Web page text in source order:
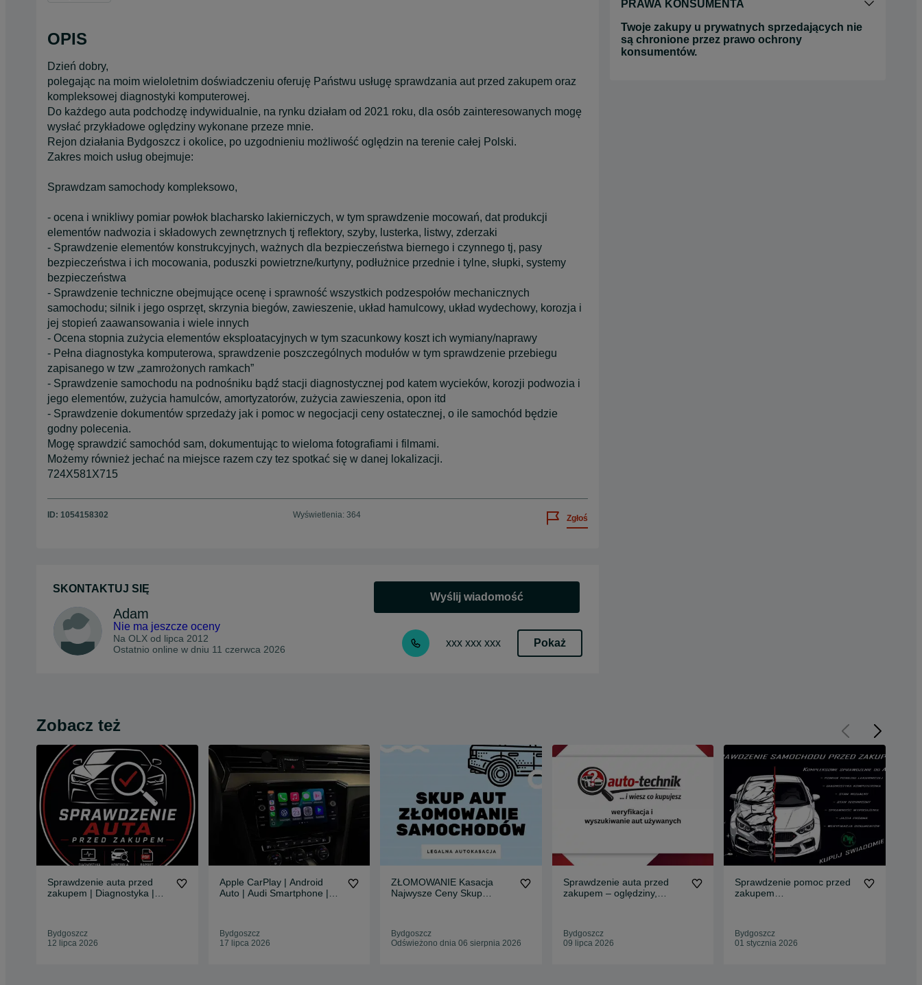
OPIS
Dzień dobry,
polegając na moim wieloletnim doświadczeniu oferuję Państwu usługę sprawdzania aut przed zakupem oraz
kompleksowej diagnostyki komputerowej.
Do każdego auta podchodzę indywidualnie, na rynku działam od 2021 roku, dla osób zainteresowanych mogę
wysłać przykładowe oględziny wykonane przeze mnie.
Rejon działania Bydgoszcz i okolice, po uzgodnieniu możliwość oględzin na terenie całej Polski.
Zakres moich usług obejmuje:
Sprawdzam samochody kompleksowo,
- ocena i wnikliwy pomiar powłok blacharsko lakierniczych, w tym sprawdzenie mocowań, dat produkcji
elementów nadwozia i składowych zewnętrznych tj reflektory, szyby, lusterka, listwy, zderzaki
- Sprawdzenie elementów konstrukcyjnych, ważnych dla bezpieczeństwa biernego i czynnego tj, pasy
bezpieczeństwa i ich mocowania, poduszki powietrzne/kurtyny, podłużnice przednie i tylne, słupki, systemy
bezpieczeństwa
- Sprawdzenie techniczne obejmujące ocenę i sprawność wszystkich podzespołów mechanicznych
samochodu; silnik i jego osprzęt, skrzynia biegów, zawieszenie, układ hamulcowy, układ wydechowy, korozja i
jej stopień zaawansowania i wiele innych
- Ocena stopnia zużycia elementów eksploatacyjnych w tym szacunkowy koszt ich wymiany/naprawy
- Pełna diagnostyka komputerowa, sprawdzenie poszczególnych modułów w tym sprawdzenie przebiegu
zapisanego w tzw „zamrożonych ramkach”
- Sprawdzenie samochodu na podnośniku bądź stacji diagnostycznej pod katem wycieków, korozji podwozia i
jego elementów, zużycia hamulców, amortyzatorów, zużycia zawieszenia, opon itd
- Sprawdzenie dokumentów sprzedaży jak i pomoc w negocjacji ceny ostatecznej, o ile samochód będzie
godny polecenia.
Mogę sprawdzić samochód sam, dokumentując to wieloma fotografiami i filmami.
Możemy również jechać na miejsce razem czy tez spotkać się w danej lokalizacji.
724X581X715
ID: 1054158302 Wyświetlenia: 364 Zgłoś
SKONTAKTUJ SIĘ
Adam
Nie ma jeszcze oceny
Na OLX od lipca 2012
Ostatnio online w dniu 11 czerwca 2026
Wyślij wiadomość
xxx xxx xxx Pokaż
PRAWA KONSUMENTA
Twoje zakupy u prywatnych sprzedających nie
są chronione przez prawo ochrony
konsumentów.
Zobacz też
Sprawdzenie auta przed
zakupem | Diagnostyka |
Bydgoszcz
12 lipca 2026
Apple CarPlay | Android
Auto | Audi Smartphone |
Audi VW Seat Skoda
Porsche
Bydgoszcz
17 lipca 2026
ZŁOMOWANIE Kasacja
Najwysze Ceny Skup
Bydgoszcz
Odświeżono dnia 06 sierpnia 2026
Sprawdzenie auta przed
zakupem – oględziny,
Bydgoszcz
09 lipca 2026
Sprawdzenie pomoc przed
zakupem
Bydgoszcz
01 stycznia 2026